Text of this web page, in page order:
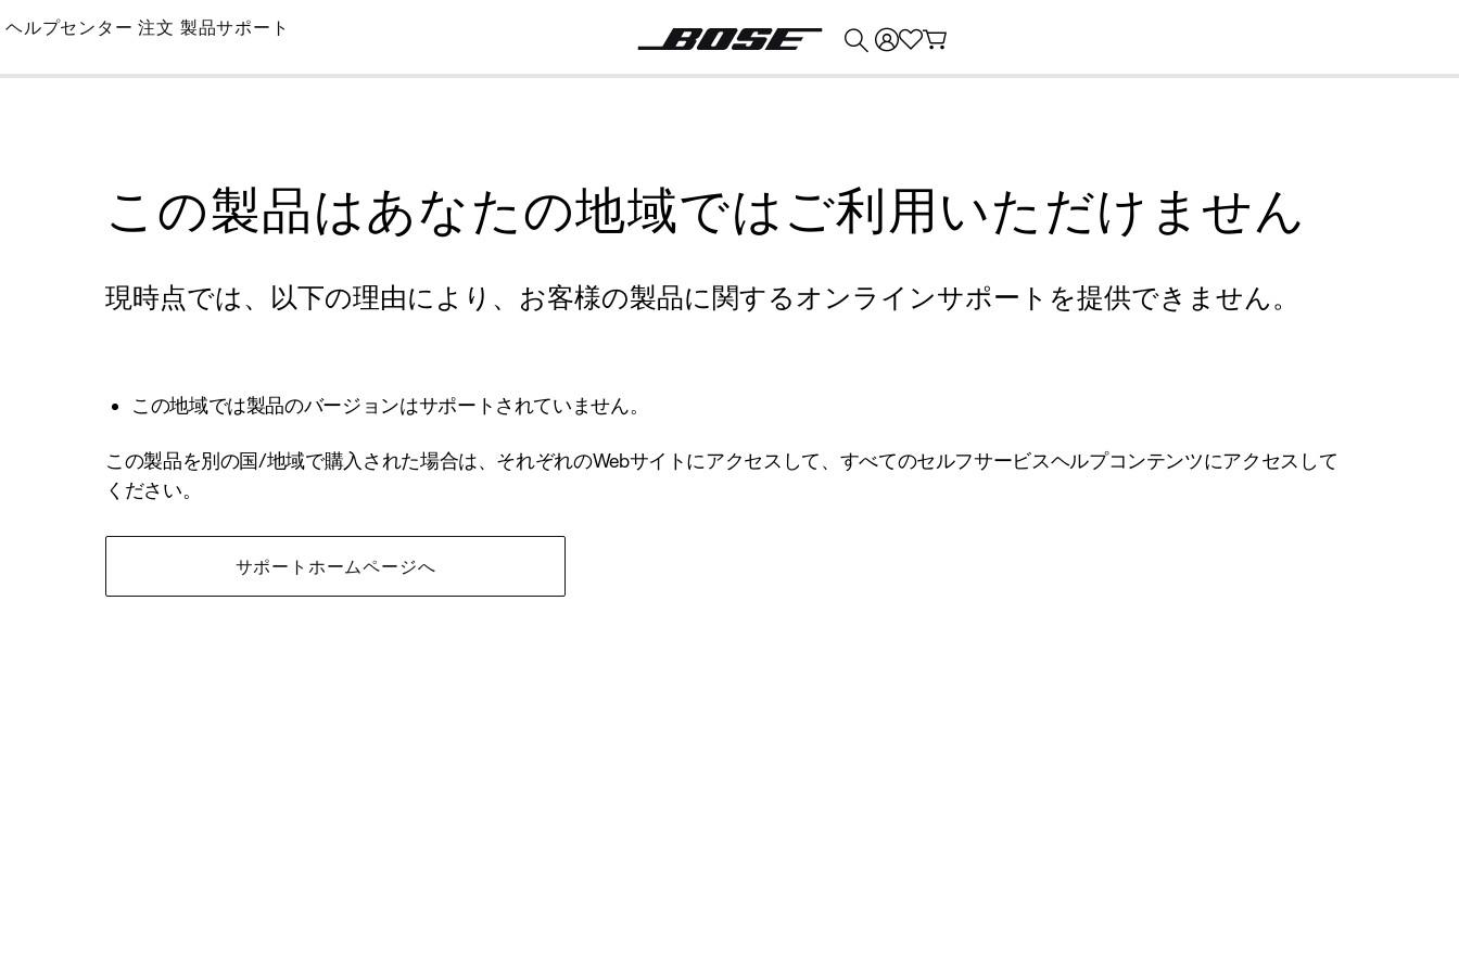
Skip
Main
ヘルプセンター 注文 製品サポート
この製品はあなたの地域ではご利用いただけません
現時点では、以下の理由により、お客様の製品に関するオンラインサポートを提供できません。
この地域では製品のバージョンはサポートされていません。
この製品を別の国/地域で購入された場合は、それぞれのWebサイトにアクセスして、すべてのセルフサービスヘルプコンテンツにアクセスして
ください。
サポートホームページへ